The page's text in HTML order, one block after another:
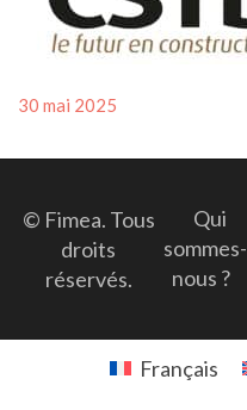
Posted
30 mai 2025
© Fimea. Tous
droits
réservés.
Qui
sommes-
nous ?
Français